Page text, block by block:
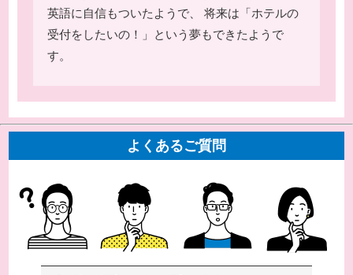
英語に自信もついたようで、 将来は「ホテルの
受付をしたいの！」という夢もできたようで
す。
よくあるご質問